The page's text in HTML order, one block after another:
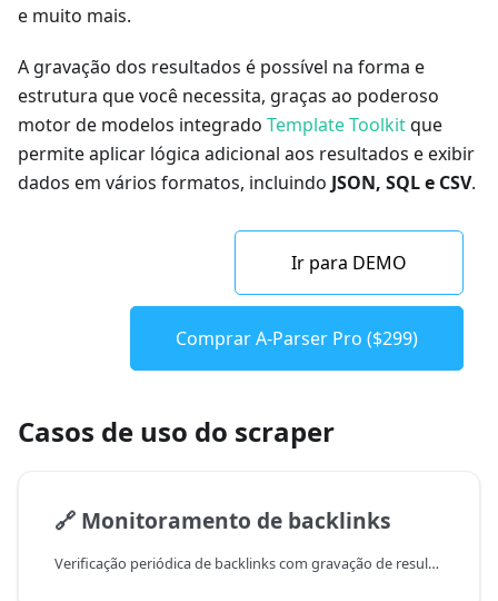
e muito mais.
A gravação dos resultados é possível na forma e
estrutura que você necessita, graças ao poderoso
motor de modelos integrado Template Toolkitque
permite aplicar lógica adicional aos resultados e exibir
dados em vários formatos, incluindo JSON, SQL e CSV.
Ir para DEMO
Comprar A-Parser Pro ($299)
Casos de uso do scraper
🔗 Monitoramento de backlinks
Verificação periódica de backlinks com gravação de resultados em uma tabela de banco de dados SQLite